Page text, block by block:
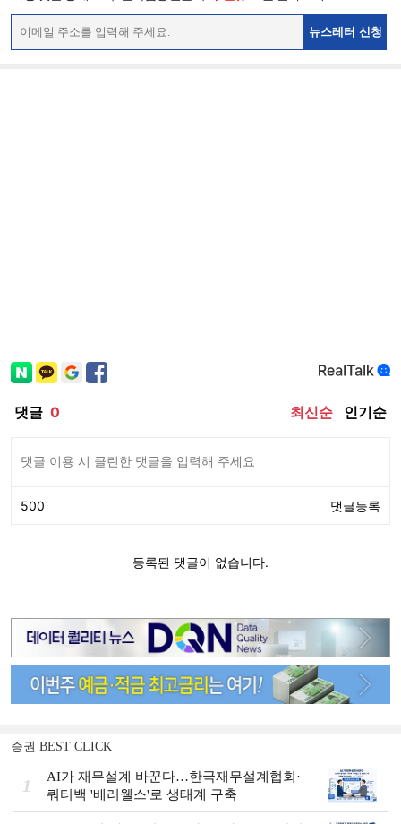
뉴스레터 신청
증권 BEST CLICK
1
AI가 재무설계 바꾼다…한국재무설계협회·
쿼터백 '베러웰스'로 생태계 구축